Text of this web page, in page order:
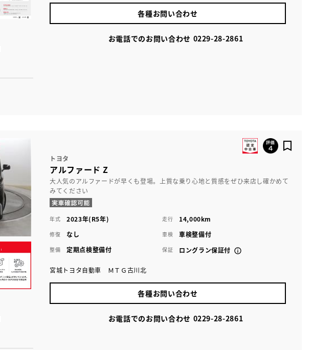
各種お問い合わせ
お電話でのお問い合わせ 0229-28-2861
トヨタ
アルファード Z
大人気のアルファードが早くも登場。上質な乗り心地と質感をぜひ来店し確かめて
みてください
年式 2023年(R5年) 走行 14,000km
修復 なし 車検 車検整備付
整備 定期点検整備付 保証 ロングラン保証付
宮城トヨタ自動車 ＭＴＧ古川北
各種お問い合わせ
お電話でのお問い合わせ 0229-28-2861